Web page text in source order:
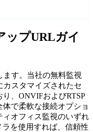
ップURLガイ
ます。当社の無料監視
カスタマイズされたセ
、ONVIFおよびRTSP
で柔軟な接続オプショ
ィオフィス監視のいずれ
を使用すれば、信頼性